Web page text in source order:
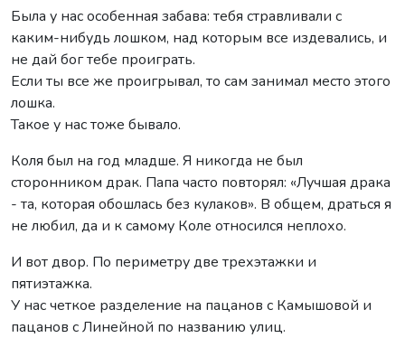
Была у нас особенная забава: тебя стравливали с
каким-нибудь лошком, над которым все издевались, и
не дай бог тебе проиграть.
Если ты все же проигрывал, то сам занимал место этого
лошка.
Такое у нас тоже бывало.
Коля был на год младше. Я никогда не был
сторонником драк. Папа часто повторял: «Лучшая драка
- та, которая обошлась без кулаков». В общем, драться я
не любил, да и к самому Коле относился неплохо.
И вот двор. По периметру две трехэтажки и
пятиэтажка.
У нас четкое разделение на пацанов с Камышовой и
пацанов с Линейной по названию улиц.